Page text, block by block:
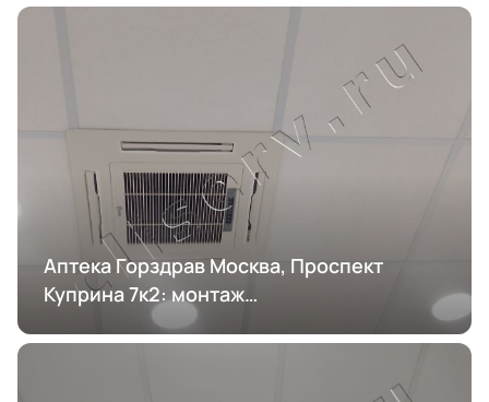
Аптека Горздрав Москва, Проспект
Куприна 7к2: монтаж
кондиционирования